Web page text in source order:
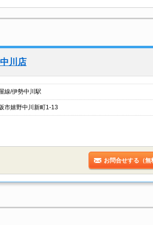
川店
線/伊勢中川駅
市嬉野中川新町1-13
お問合せする（無